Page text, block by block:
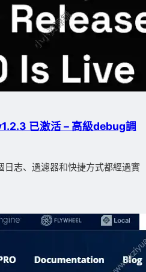
已激活 – 高級debug調
志、過濾器和快捷方式都經過實